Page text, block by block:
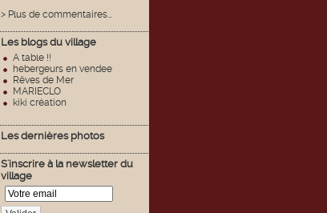
> Plus de commentaires...
Les blogs du village
A table !!
hebergeurs en vendee
Rêves de Mer
MARIECLO
kiki création
Les dernières photos
S'inscrire à la newsletter du
village